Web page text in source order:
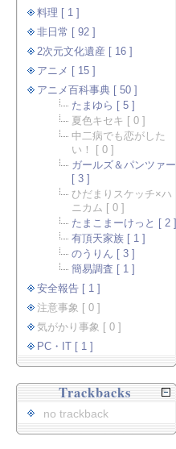
料理 [ 1 ]
非日常 [ 92 ]
2次元文化遺産 [ 16 ]
アニメ [ 15 ]
アニメ百科事典 [ 50 ]
たまゆら [ 5 ]
夏色キセキ [ 0 ]
中二病でも恋がした
い！ [ 0 ]
ガールズ＆パンツァー
[ 3 ]
ひだまりスケッチ×ハ
ニカム [ 0 ]
たまこまーけっと [ 2 ]
有頂天家族 [ 1 ]
のうりん [ 3 ]
簡易調査 [ 1 ]
安全報告 [ 1 ]
注意事象 [ 0 ]
気がかり事象 [ 0 ]
PC・IT [ 1 ]
Trackbacks
no trackback